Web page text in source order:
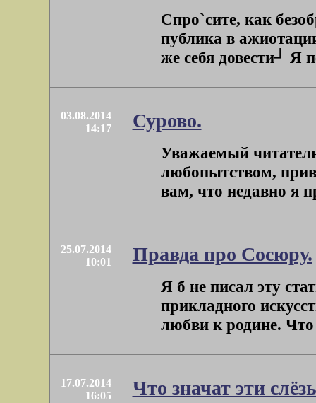
Спро`сите, как
публика в
же себя довести┘ Я
03.08.2014
14:17
Сурово.
Уважаемый
любопытством,
вам, что недавно я
25.07.2014
10:01
Правда про Сосюру.
Я б не писал эту
прикладного
любви к родине.
17.07.2014
16:05
Что значат эти